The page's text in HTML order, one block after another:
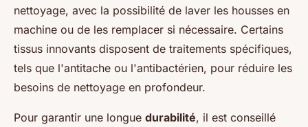
nettoyage, avec la possibilité de laver les housses en
machine ou de les remplacer si nécessaire. Certains
tissus innovants disposent de traitements spécifiques,
tels que l'antitache ou l'antibactérien, pour réduire les
besoins de nettoyage en profondeur.
Pour garantir une longue durabilité, il est conseillé